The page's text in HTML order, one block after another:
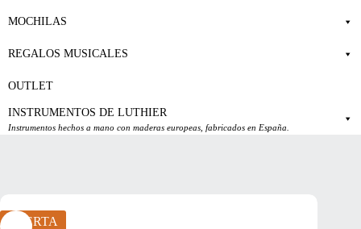
MOCHILAS
REGALOS MUSICALES
OUTLET
INSTRUMENTOS DE LUTHIER
Instrumentos hechos a mano con maderas europeas, fabricados en España.
OFERTA